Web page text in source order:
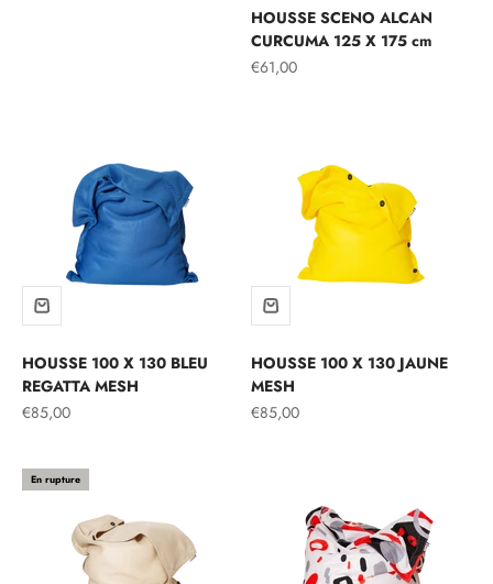
HOUSSE SCENO ALCAN
CURCUMA 125 X 175 cm
Prix de vente
€61,00
HOUSSE 100 X 130 BLEU
REGATTA MESH
Prix de vente
€85,00
HOUSSE 100 X 130 JAUNE
MESH
Prix de vente
€85,00
En rupture